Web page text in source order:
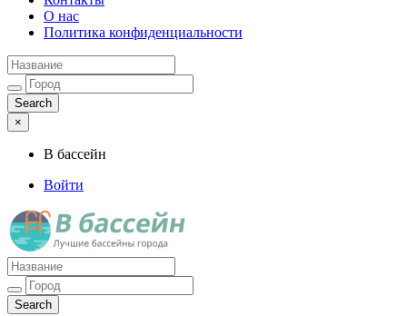
О нас
Политика конфиденциальности
×
В бассейн
Войти
Лучшие бассейны города